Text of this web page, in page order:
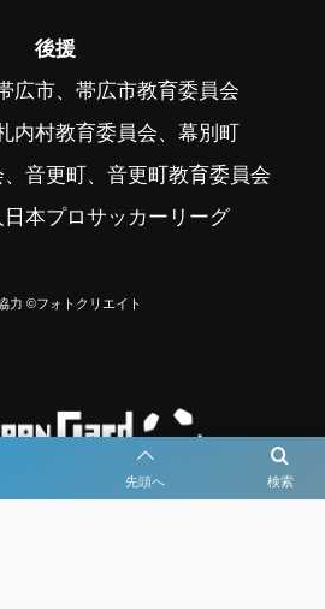
検索
先頭へ
後援
広市、帯広市教育委員会
内村教育委員会、幕別町
音更町、音更町教育委員会
本プロサッカーリーグ
力 ©フォトクリエイト